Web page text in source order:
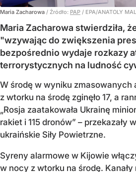
Maria Zacharowa / Źródło: PAP / EPA/ANATOLY
Maria Zacharowa stwierdziła,
"wzywając do zwiększenia
bezpośrednio wydaje rozkazy
terrorystycznych na ludność
W środę w wyniku zmasowanych
z wtorku na środę zginęło 17, a
„Rosja zaatakowała Ukrainę
rakiet i 115 dronów” – przekazały
ukraińskie Siły Powietrzne.
Syreny alarmowe w Kijowie
w nocy z wtorku na środę.